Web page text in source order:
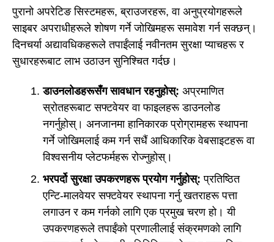
पुरानो अपरेटिङ सिस्टमहरू, ब्राउजरहरू, वा अनुप्रयोगहरूले
साइबर अपराधीहरूले शोषण गर्ने जोखिमहरू समावेश गर्न सक्छन्।
दिनचर्या अद्यावधिकहरूले तपाईंलाई नवीनतम सुरक्षा प्याचहरू र
सुधारहरूबाट लाभ उठाउन सुनिश्चित गर्दछ।
डाउनलोडहरूसँग सावधान रहनुहोस्: अप्रमाणित
स्रोतहरूबाट सफ्टवेयर वा फाइलहरू डाउनलोड
नगर्नुहोस्। अनजानमा हानिकारक प्रोग्रामहरू स्थापना
गर्ने जोखिमलाई कम गर्न सधैं आधिकारिक वेबसाइटहरू वा
विश्वसनीय प्लेटफर्महरू रोज्नुहोस्।
भरपर्दो सुरक्षा उपकरणहरू प्रयोग गर्नुहोस्: प्रतिष्ठित
एन्टि-मालवेयर सफ्टवेयर स्थापना गर्नु खतराहरू पत्ता
लगाउन र कम गर्नको लागि एक प्रमुख चरण हो। यी
उपकरणहरूले तपाईंको प्रणालीलाई संक्रमणको लागि